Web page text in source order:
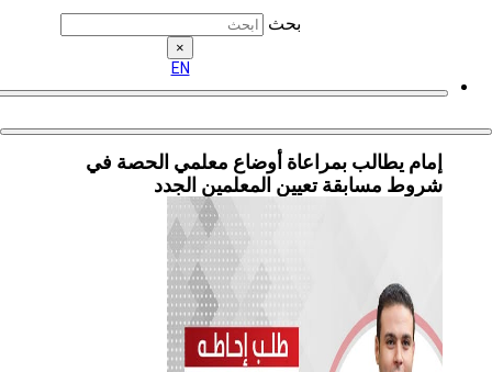
يطالب بمراعاة أوضاع معلمي الحصة في
مسابقة تعيين المعلمين الجدد